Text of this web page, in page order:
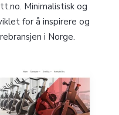
Minimalistisk og
for å inspirere og
i Norge.